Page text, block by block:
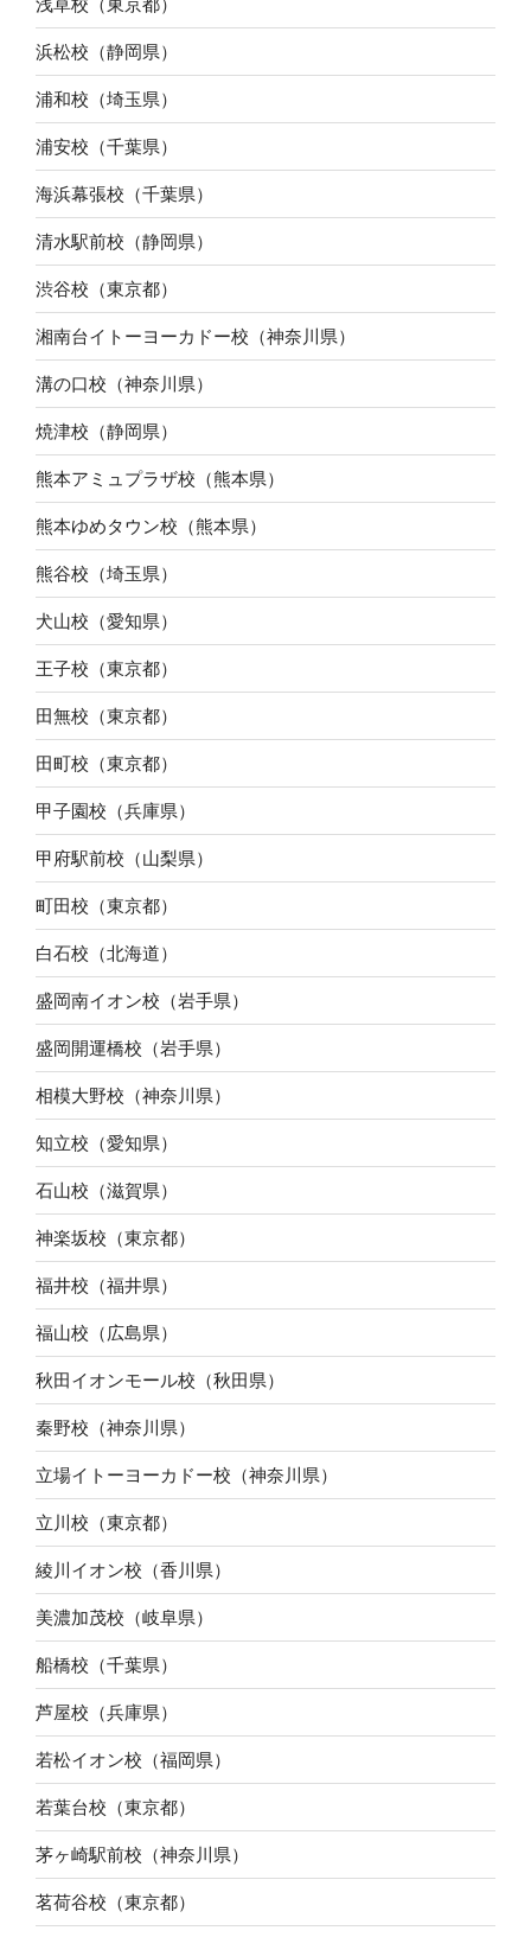
浜松校（静岡県）
浦和校（埼玉県）
浦安校（千葉県）
海浜幕張校（千葉県）
清水駅前校（静岡県）
渋谷校（東京都）
湘南台イトーヨーカドー校（神奈川県）
溝の口校（神奈川県）
焼津校（静岡県）
熊本アミュプラザ校（熊本県）
熊本ゆめタウン校（熊本県）
熊谷校（埼玉県）
犬山校（愛知県）
王子校（東京都）
田無校（東京都）
田町校（東京都）
甲子園校（兵庫県）
甲府駅前校（山梨県）
町田校（東京都）
白石校（北海道）
盛岡南イオン校（岩手県）
盛岡開運橋校（岩手県）
相模大野校（神奈川県）
知立校（愛知県）
石山校（滋賀県）
神楽坂校（東京都）
福井校（福井県）
福山校（広島県）
秋田イオンモール校（秋田県）
秦野校（神奈川県）
立場イトーヨーカドー校（神奈川県）
立川校（東京都）
綾川イオン校（香川県）
美濃加茂校（岐阜県）
船橋校（千葉県）
芦屋校（兵庫県）
若松イオン校（福岡県）
若葉台校（東京都）
茅ヶ崎駅前校（神奈川県）
茗荷谷校（東京都）